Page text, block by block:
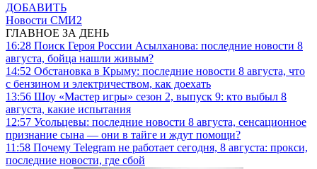
ДОБАВИТЬ
Новости СМИ2
ГЛАВНОЕ ЗА ДЕНЬ
16:28 Поиск Героя России Асылханова: последние новости 8
августа, бойца нашли живым?
14:52 Обстановка в Крыму: последние новости 8 августа, что
с бензином и электричеством, как доехать
13:56 Шоу «Мастер игры» сезон 2, выпуск 9: кто выбыл 8
августа, какие испытания
12:57 Усольцевы: последние новости 8 августа, сенсационное
признание сына — они в тайге и ждут помощи?
11:58 Почему Telegram не работает сегодня, 8 августа: прокси,
последние новости, где сбой